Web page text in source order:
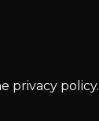
privacy policy.